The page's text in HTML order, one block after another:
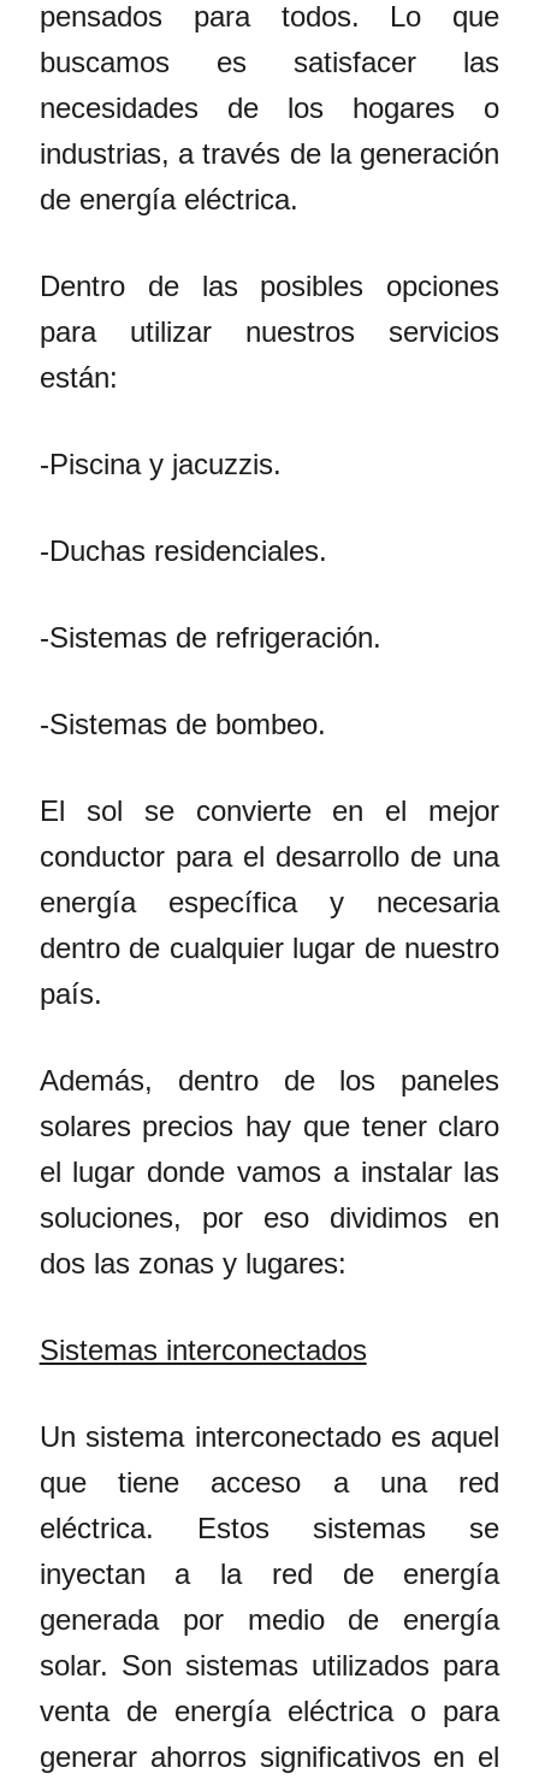
pensados para todos. Lo que
buscamos es satisfacer las
necesidades de los hogares o
industrias, a través de la generación
de energía eléctrica.
Dentro de las posibles opciones
para utilizar nuestros servicios
están:
-Piscina y jacuzzis.
-Duchas residenciales.
-Sistemas de refrigeración.
-Sistemas de bombeo.
El sol se convierte en el mejor
conductor para el desarrollo de una
energía específica y necesaria
dentro de cualquier lugar de nuestro
país.
Además, dentro de los paneles
solares precios hay que tener claro
el lugar donde vamos a instalar las
soluciones, por eso dividimos en
dos las zonas y lugares:
Sistemas interconectados
Un sistema interconectado es aquel
que tiene acceso a una red
eléctrica. Estos sistemas se
inyectan a la red de energía
generada por medio de energía
solar. Son sistemas utilizados para
venta de energía eléctrica o para
generar ahorros significativos en el